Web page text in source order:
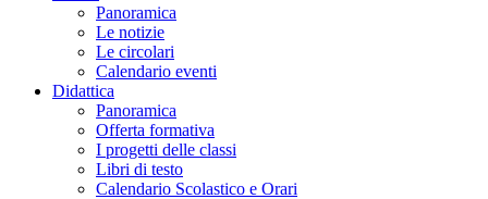
Panoramica
Le notizie
Le circolari
Calendario eventi
Didattica
Panoramica
Offerta formativa
I progetti delle classi
Libri di testo
Calendario Scolastico e Orari